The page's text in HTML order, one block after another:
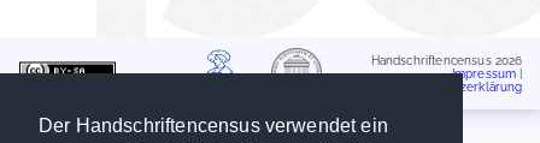
Der Handschriftencensus verwendet ein
Handschriftencensus 2026
Impressum
Datenschutzerklärung